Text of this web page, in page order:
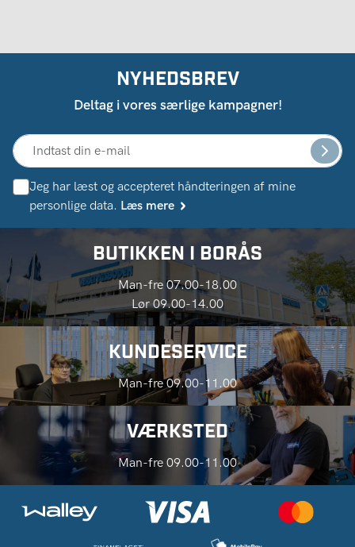
NYHEDSBREV
Deltag i vores særlige kampagner!
Jeg har læst og accepteret håndteringen af ​​mine
personlige data. Læs mere
BUTIKKEN I BORÅS
Man-fre 07.00-18.00
Lør 09.00-14.00
KUNDESERVICE
Man-fre 09.00-11.00
VÆRKSTED
Man-fre 09.00-11.00